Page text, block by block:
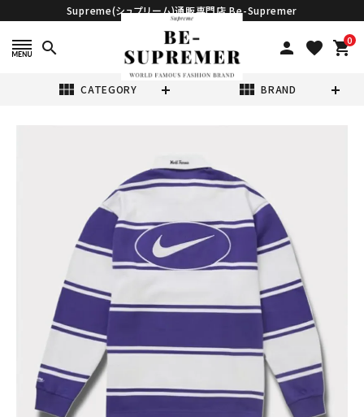
Supreme(シュプリーム)通販専門店 Be-Supremer
search person favorite 0
shopping_cart
view_module CATEGORY view_module BRAND
Supreme シュプ
リーム 2025SS
トライプラグビー
パープル
NEW ITEMS